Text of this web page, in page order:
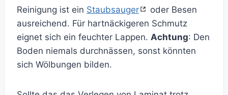
Reinigung ist ein Staubsauger
oder Besen
ausreichend. Für hartnäckigeren Schmutz
eignet sich ein feuchter Lappen. Achtung: Den
Boden niemals durchnässen, sonst könnten
sich Wölbungen bilden.